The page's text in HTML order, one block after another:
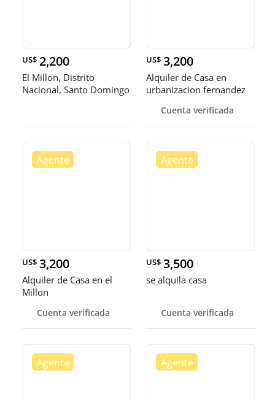
US$ 2,200
El Millon, Distrito
Nacional, Santo Domingo
US$ 3,200
Alquiler de Casa en
urbanizacion fernandez
Cuenta verificada
US$ 3,200
Alquiler de Casa en el
Millon
Cuenta verificada
US$ 3,500
se alquila casa
Cuenta verificada